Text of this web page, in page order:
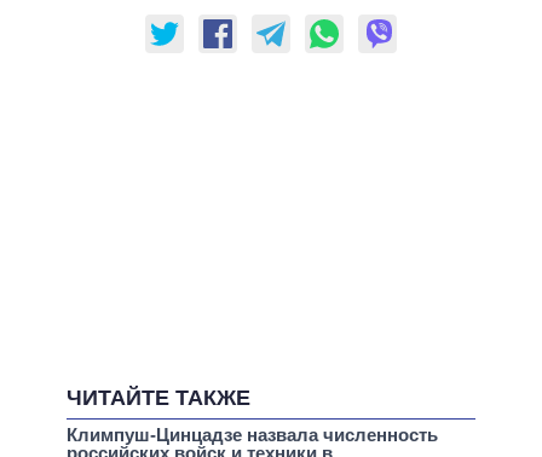
ЧИТАЙТЕ ТАКЖЕ
Климпуш-Цинцадзе назвала численность